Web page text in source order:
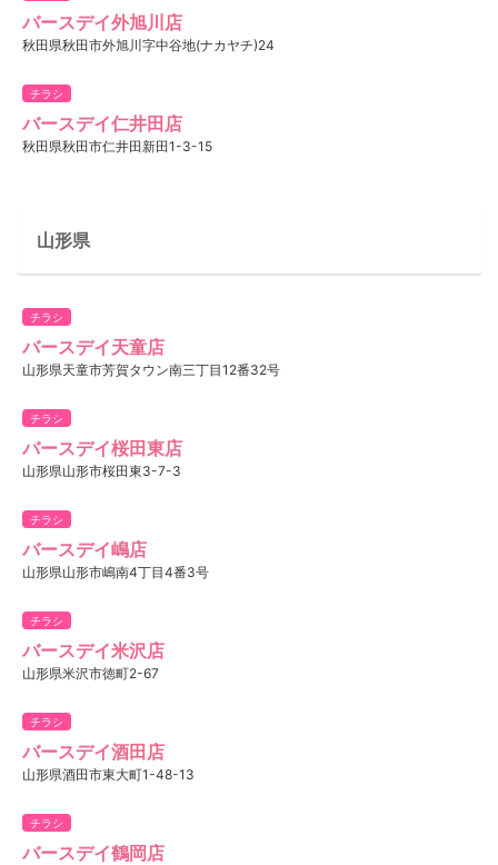
バースデイ外旭川店
秋田県秋田市外旭川字中谷地(ナカヤチ)24
チラシ
バースデイ仁井田店
秋田県秋田市仁井田新田1-3-15
山形県
チラシ
バースデイ天童店
山形県天童市芳賀タウン南三丁目12番32号
チラシ
バースデイ桜田東店
山形県山形市桜田東3-7-3
チラシ
バースデイ嶋店
山形県山形市嶋南4丁目4番3号
チラシ
バースデイ米沢店
山形県米沢市徳町2-67
チラシ
バースデイ酒田店
山形県酒田市東大町1-48-13
チラシ
バースデイ鶴岡店